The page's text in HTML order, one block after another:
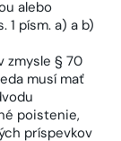
alebo
písm. a) a b)
zmysle § 70
musí mať
poistenie,
príspevkov